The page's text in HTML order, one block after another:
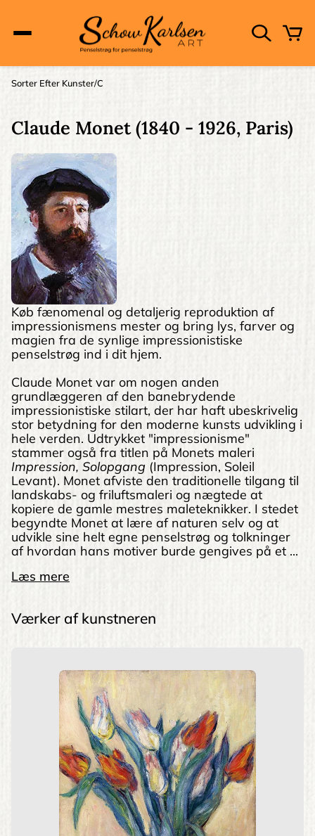
navigation
Brødkrumme
Sorter Efter Kunster C
Claude Monet(1840 - 1926, Paris)
Køb fænomenal og detaljerig reproduktion af
impressionismens mester og bring lys, farver og
magien fra de synlige impressionistiske
penselstrøg ind i dit hjem.
Claude Monet var om nogen anden
grundlæggeren af den banebrydende
impressionistiske stilart, der har haft ubeskrivelig
stor betydning for den moderne kunsts udvikling i
hele verden. Udtrykket "impressionisme"
stammer også fra titlen på Monets maleri
Impression, Solopgang (Impression, Soleil
Levant). Monet afviste den traditionelle tilgang til
landskabs- og friluftsmaleri og nægtede at
kopiere de gamle mestres maleteknikker. I stedet
begyndte Monet at lære af naturen selv og at
udvikle sine helt egne penselstrøg og tolkninger
af hvordan hans motiver burde gengives på et ...
Læs mere
Værker af kunstneren